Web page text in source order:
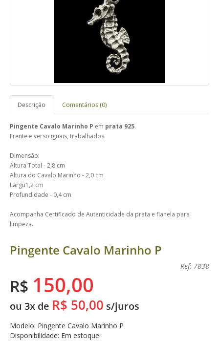
Descrição Comentários (0)
Pingente Cavalo Marinho P em prata 925.
Frente e verso iguais, trabalhados.
Dimensão:
Altura Total - 2,8 cm
Altura do Cavalo Marinho - 2,0 cm
Largu1,2 cm
Profundidade - 0,4 cm
Acompanha Certificado de Autenticidade da prata e flanela para
limpeza.
Pingente Cavalo Marinho P
Ref: 7838
R$ 150,00
ou 3x de R$ 50,00 s/juros
Modelo: Pingente Cavalo Marinho P
Disponibilidade: Em estoque